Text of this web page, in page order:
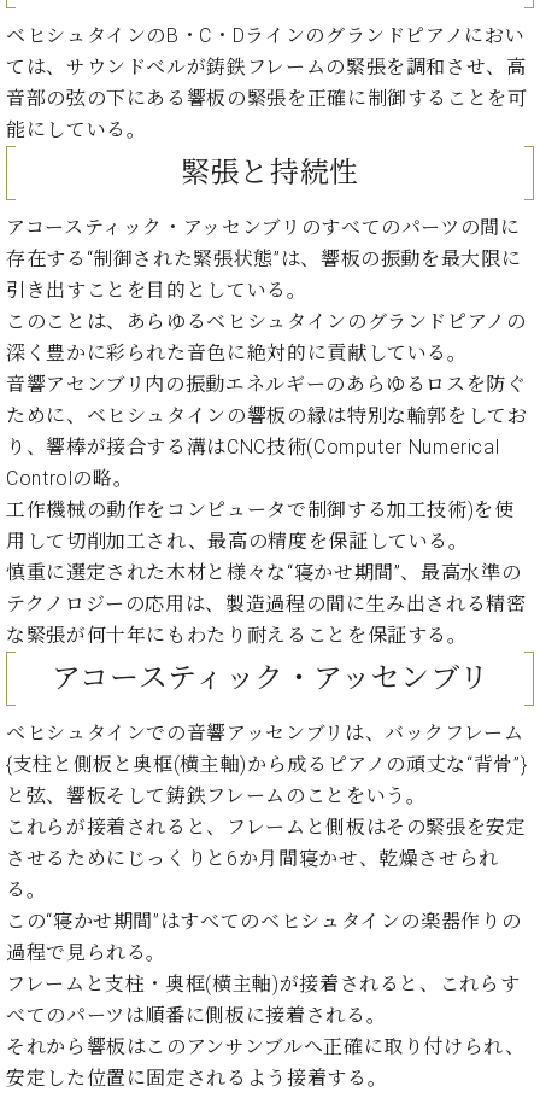
W.
フ
ロ
フ
ェ
ッ
シ
ョ
ナ
W.
ホ
フ
マ
ン
ト
デ
シ
ョ
ン
W.
フ
マ
ン
ヴ
ィ
ジ
ョ
内
(PDF)
お
せ
本
社
：
八
子
・
技
術
営
業
セ
ン
タ
ッ
フ
ご
挨
技
術
者
紹
介
展示
情報
ベヒシュタインのB・C・Dラインのグランドピアノにおい
ては、サウンドベルが鋳鉄フレームの緊張を調和させ、高
音部の弦の下にある響板の緊張を正確に制御することを可
能にしている。
緊張と持続性
アコースティック・アッセンブリのすべてのパーツの間に
存在する“制御された緊張状態”は、響板の振動を最大限に
引き出すことを目的としている。
このことは、あらゆるベヒシュタインのグランドピアノの
深く豊かに彩られた音色に絶対的に貢献している。
音響アセンブリ内の振動エネルギーのあらゆるロスを防ぐ
ために、ベヒシュタインの響板の縁は特別な輪郭をしてお
り、響棒が接合する溝はCNC技術(Computer Numerical
Controlの略。
工作機械の動作をコンピュータで制御する加工技術)を使
用して切削加工され、最高の精度を保証している。
慎重に選定された木材と様々な“寝かせ期間”、最高水準の
テクノロジーの応用は、製造過程の間に生み出される精密
な緊張が何十年にもわたり耐えることを保証する。
アコースティック・アッセンブリ
ベヒシュタインでの音響アッセンブリは、バックフレーム
{支柱と側板と奥框(横主軸)から成るピアノの頑丈な“背骨”}
と弦、響板そして鋳鉄フレームのことをいう。
これらが接着されると、フレームと側板はその緊張を安定
させるためにじっくりと6か月間寝かせ、乾燥させられ
る。
この“寝かせ期間”はすべてのベヒシュタインの楽器作りの
過程で見られる。
フレームと支柱・奥框(横主軸)が接着されると、これらす
べてのパーツは順番に側板に接着される。
それから響板はこのアンサンブルへ正確に取り付けられ、
安定した位置に固定されるよう接着する。